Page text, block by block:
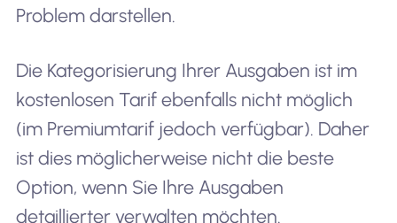
Problem darstellen.
Die Kategorisierung Ihrer Ausgaben ist im
kostenlosen Tarif ebenfalls nicht möglich
(im Premiumtarif jedoch verfügbar). Daher
ist dies möglicherweise nicht die beste
Option, wenn Sie Ihre Ausgaben
detaillierter verwalten möchten.